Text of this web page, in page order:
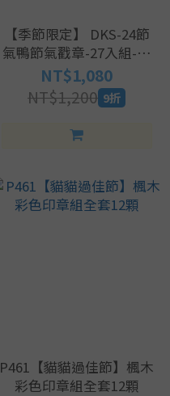
【季節限定】 DKS-24節
氣鴨節氣戳章-27入組-下
單送水手印台紅
NT$1,080
NT$1,200 9折
P461【貓貓過佳節】楓木
彩色印章組全套12顆